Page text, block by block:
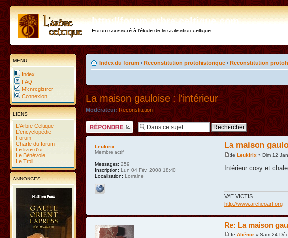
http://forum.arbre-celtique.com
Forum consacré à l'étude de la civilisation celtique
MENU
Index
FAQ
M’enregistrer
Connexion
LIENS
L'Arbre Celtique
L'encyclopédie
Forum
Charte du forum
Le livre d'or
Le Bénévole
Le Troll
ANNONCES
Index du forum ‹ Reconstitution protohistorique ‹ Reconstitution
La maison gauloise : l'intérieur
Modérateur: Reconstitution
Répondre
La maison
de Leukirix » Dim 12
Intérieur cosy et
VAE VICTIS
http://www.archeoart.org
Leukirix
Membre actif
Messages: 259
Inscription: Lun 04 Fév, 2008 18:40
Localisation: Lorraine
Re: La maison
de Aliénor» Sam 24